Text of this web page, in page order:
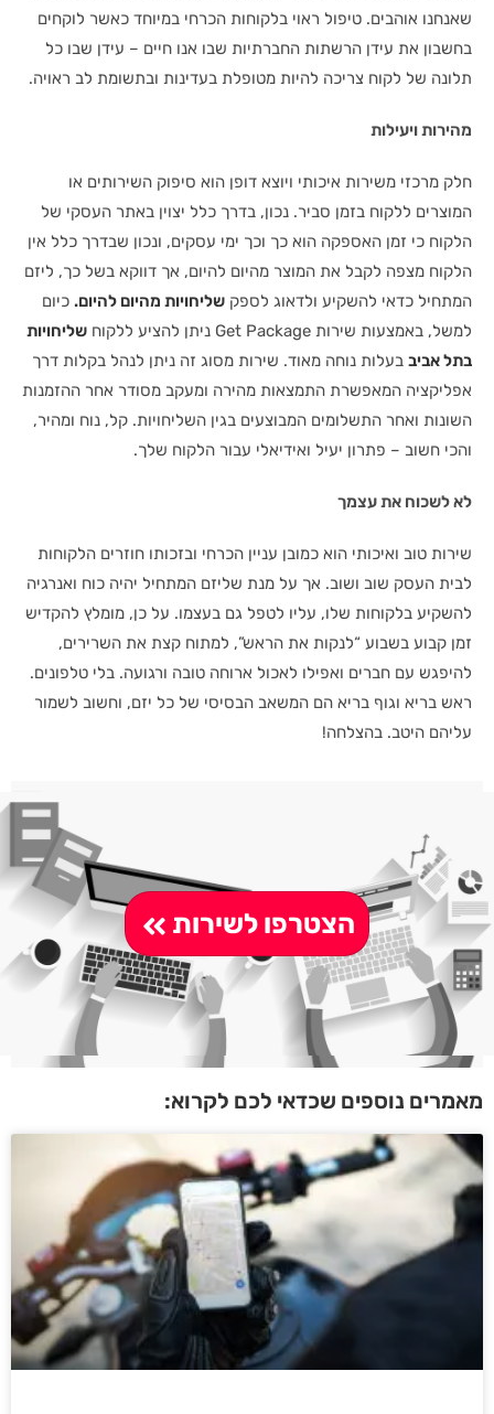
שאנחנו אוהבים. טיפול ראוי בלקוחות הכרחי במיוחד כאשר לוקחים
בחשבון את עידן הרשתות החברתיות שבו אנו חיים – עידן שבו כל
תלונה של לקוח צריכה להיות מטופלת בעדינות ובתשומת לב ראויה.
מהירות ויעילות
חלק מרכזי משירות איכותי ויוצא דופן הוא סיפוק השירותים או
המוצרים ללקוח בזמן סביר. נכון, בדרך כלל יצוין באתר העסקי של
הלקוח כי זמן האספקה הוא כך וכך ימי עסקים, ונכון שבדרך כלל אין
הלקוח מצפה לקבל את המוצר מהיום להיום, אך דווקא בשל כך, ליזם
המתחיל כדאי להשקיע ולדאוג לספק שליחויות מהיום להיום. כיום
למשל, באמצעות שירות Get Package ניתן להציע ללקוח
שליחויות
בתל אביב בעלות נוחה מאוד. שירות מסוג זה ניתן לנהל בקלות דרך
אפליקציה המאפשרת התמצאות מהירה ומעקב מסודר אחר ההזמנות
השונות ואחר התשלומים המבוצעים בגין השליחויות. קל, נוח ומהיר,
והכי חשוב – פתרון יעיל ואידיאלי עבור הלקוח שלך.
לא לשכוח את עצמך
שירות טוב ואיכותי הוא כמובן עניין הכרחי ובזכותו חוזרים הלקוחות
לבית העסק שוב ושוב. אך על מנת שליזם המתחיל יהיה כוח ואנרגיה
להשקיע בלקוחות שלו, עליו לטפל גם בעצמו. על כן, מומלץ להקדיש
זמן קבוע בשבוע “לנקות את הראש”, למתוח קצת את השרירים,
להיפגש עם חברים ואפילו לאכול ארוחה טובה ורגועה. בלי טלפונים.
ראש בריא וגוף בריא הם המשאב הבסיסי של כל יזם, וחשוב לשמור
עליהם היטב. בהצלחה!
הצטרפו לשירות
מאמרים נוספים שכדאי לכם לקרוא: